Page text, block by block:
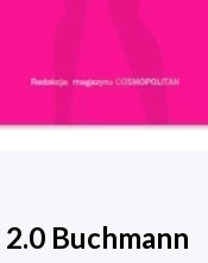
Buchmann